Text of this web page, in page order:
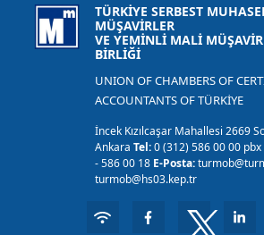
TÜRKİYE SERBEST
MÜŞAVİRLER
VE YEMİNLİ MALİ
BİRLİĞİ
UNION OF CHAMBERS OF
ACCOUNTANTS OF TÜRKİYE
İncek Kızılcaşar Mahallesi 2669
AnkaraTel:0 (312) 586 00 00 pbx
- 586 00 18 E-Posta:
turmob@hs03.kep.tr